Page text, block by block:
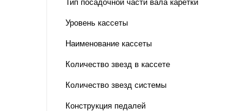
Тип посадочной части вала каретки
Уровень кассеты
Наименование кассеты
Количество звезд в кассете
Количество звезд системы
Конструкция педалей